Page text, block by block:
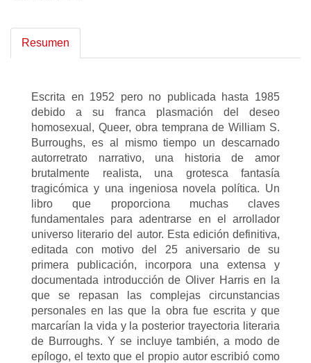
Resumen
Escrita en 1952 pero no publicada hasta 1985
debido a su franca plasmación del deseo
homosexual, Queer, obra temprana de William S.
Burroughs, es al mismo tiempo un descarnado
autorretrato narrativo, una historia de amor
brutalmente realista, una grotesca fantasía
tragicómica y una ingeniosa novela política. Un
libro que proporciona muchas claves
fundamentales para adentrarse en el arrollador
universo literario del autor. Esta edición definitiva,
editada con motivo del 25 aniversario de su
primera publicación, incorpora una extensa y
documentada introducción de Oliver Harris en la
que se repasan las complejas circunstancias
personales en las que la obra fue escrita y que
marcarían la vida y la posterior trayectoria literaria
de Burroughs. Y se incluye también, a modo de
epílogo, el texto que el propio autor escribió como